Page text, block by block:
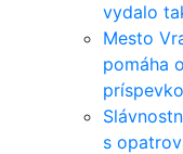
vydalo
Mesto
pomáha
s